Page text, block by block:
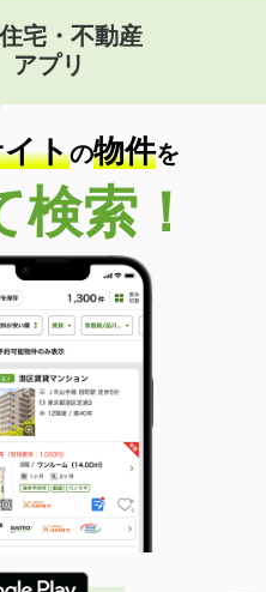
宅・不動産
アプリ
トの物件を
検索！